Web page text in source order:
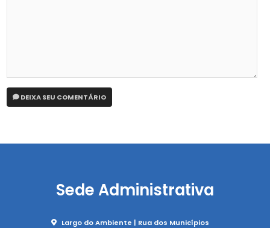
DEIXA SEU COMENTÁRIO
Sede Administrativa
Largo do Ambiente | Rua dos Municípios